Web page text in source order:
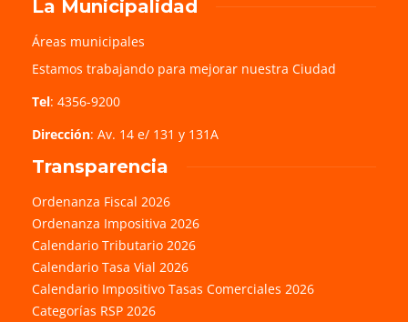
La Municipalidad
Áreas municipales
Estamos trabajando para mejorar nuestra Ciudad
Tel: 4356-9200
Dirección: Av. 14 e/ 131 y 131A
Transparencia
Ordenanza Fiscal 2026
Ordenanza Impositiva 2026
Calendario Tributario 2026
Calendario Tasa Vial 2026
Calendario Impositivo Tasas Comerciales 2026
Categorías RSP 2026